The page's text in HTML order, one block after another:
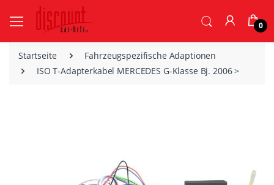
0
Startseite
Fahrzeugspezifische Adaptionen
ISO T-Adapterkabel MERCEDES G-Klasse Bj. 2006 >